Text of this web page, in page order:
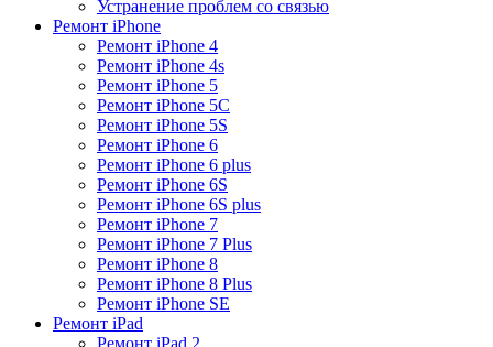
Устранение проблем со связью
Ремонт iPhone
Ремонт iPhone 4
Ремонт iPhone 4s
Ремонт iPhone 5
Ремонт iPhone 5C
Ремонт iPhone 5S
Ремонт iPhone 6
Ремонт iPhone 6 plus
Ремонт iPhone 6S
Ремонт iPhone 6S plus
Ремонт iPhone 7
Ремонт iPhone 7 Plus
Ремонт iPhone 8
Ремонт iPhone 8 Plus
Ремонт iPhone SE
Ремонт iPad
Ремонт iPad 2